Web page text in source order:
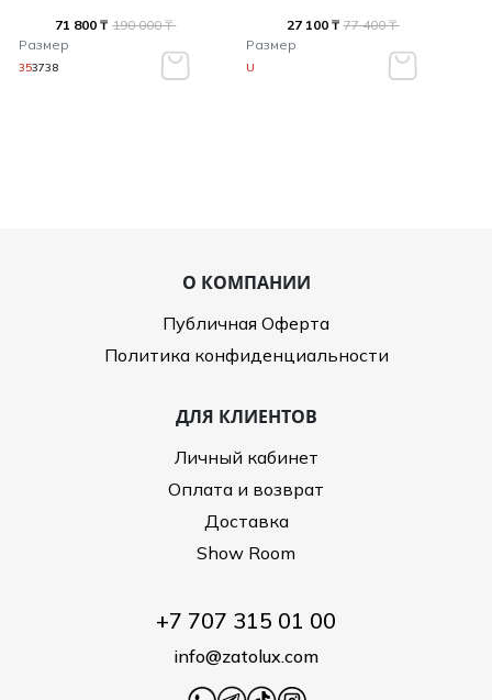
71 800 ₸ 190 000 ₸
Размер
353738
27 100 ₸ 77 400 ₸
Размер
U
О КОМПАНИИ
Публичная Оферта
Политика конфиденциальности
ДЛЯ КЛИЕНТОВ
Личный кабинет
Оплата и возврат
Доставка
Show Room
+7 707 315 01 00
info@zatolux.com